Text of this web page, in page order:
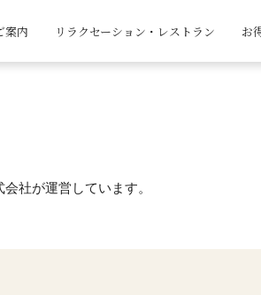
案内 リラクセーション・レストラン お
社が運営しています。